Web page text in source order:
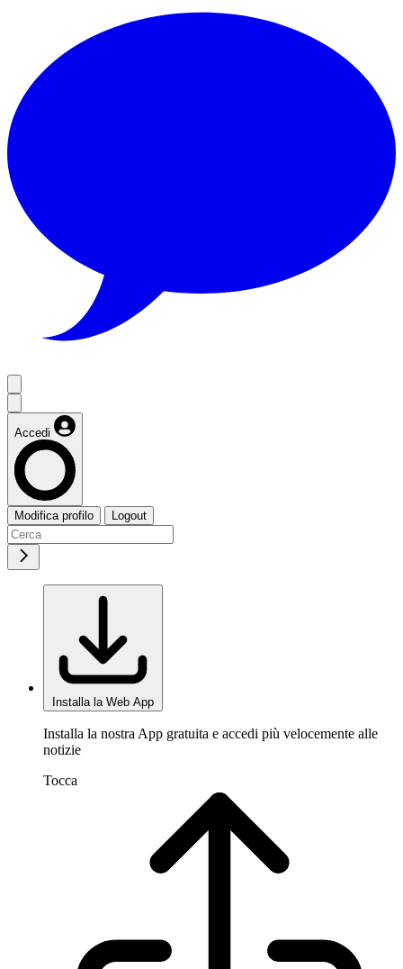
Accedi
Modifica profilo Logout
Installa la Web App
Installa la nostra App gratuita e accedi più velocemente alle
notizie
Tocca